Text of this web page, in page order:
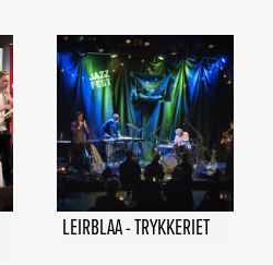
LEIRBLAA - TRYKKERIET